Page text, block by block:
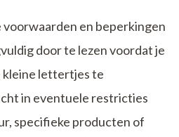
voorwaarden en beperkingen
door te lezen voordat je
kleine lettertjes te
in eventuele restricties
specifieke producten of